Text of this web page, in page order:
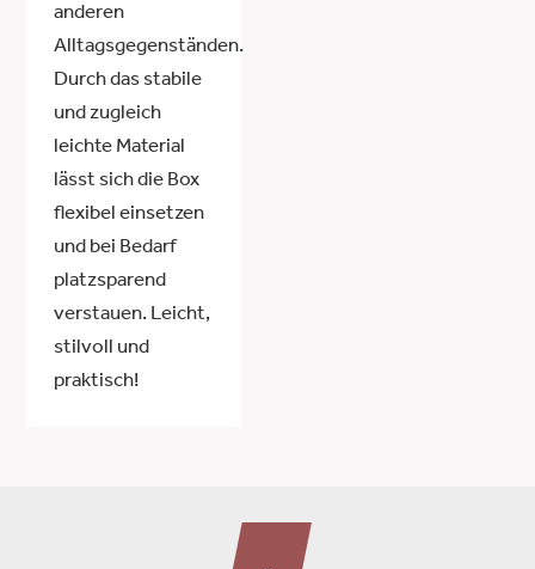
anderen
Alltagsgegenständen.
Durch das stabile
und zugleich
leichte Material
lässt sich die Box
flexibel einsetzen
und bei Bedarf
platzsparend
verstauen. Leicht,
stilvoll und
praktisch!